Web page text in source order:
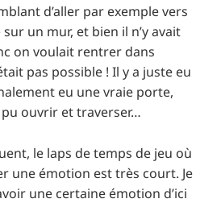
d’aller par exemple vers
un mur, et bien il n’y avait
on voulait rentrer dans
pas possible ! Il y a juste eu
eu une vraie porte,
pu ouvrir et traverser…
le laps de temps de jeu où
une émotion est très court. Je
une certaine émotion d’ici